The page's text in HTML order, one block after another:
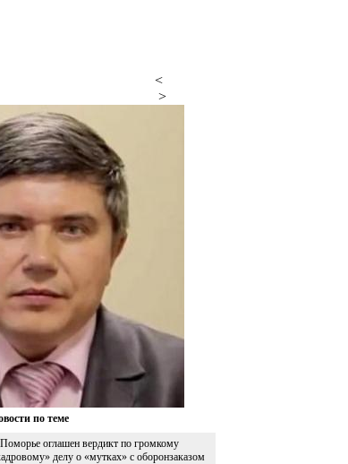
<
>
по теме
оглашен вердикт по громкому
делу о «мутках» с оборонзаказом